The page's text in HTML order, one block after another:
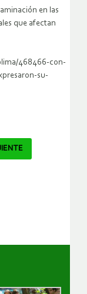
en las
que afectan
468466-con-
su-